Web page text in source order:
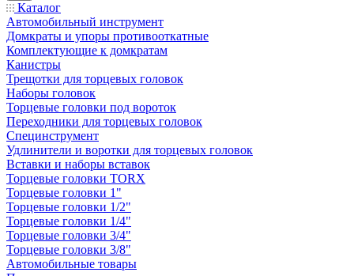
Каталог
Автомобильный инструмент
Домкраты и упоры противооткатные
Комплектующие к домкратам
Канистры
Трещотки для торцевых головок
Наборы головок
Торцевые головки под вороток
Переходники для торцевых головок
Специнструмент
Удлинители и воротки для торцевых головок
Вставки и наборы вставок
Торцевые головки TORX
Торцевые головки 1"
Торцевые головки 1/2"
Торцевые головки 1/4"
Торцевые головки 3/4"
Торцевые головки 3/8"
Автомобильные товары